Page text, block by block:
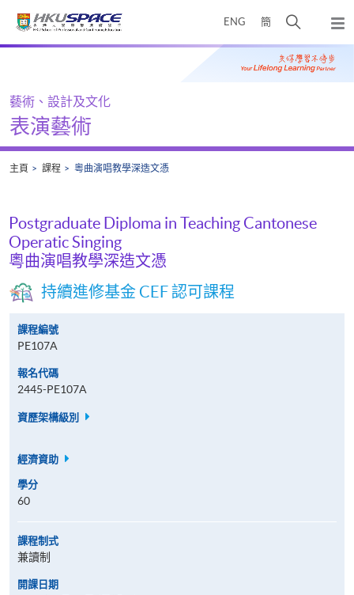
ENG 簡
開
搜
尋
彈
出
主
Main
藝術、設計及文化
表演藝術
主頁 課程 粵曲演唱教學深造文憑
Postgraduate Diploma in Teaching Cantonese
Operatic Singing
粵曲演唱教學深造文憑
持續進修基金 CEF 認可課程
課程編號
PE107A
報名代碼
2445-PE107A
資歷架構級別
經濟資助
學分
60
課程制式
兼讀制
開課日期